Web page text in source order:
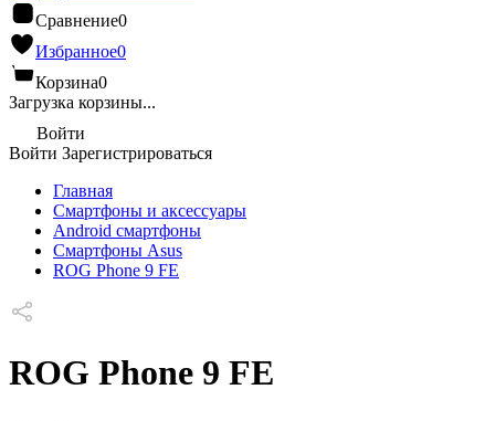
Сравнение0
Избранное0
Корзина0
Загрузка корзины...
Войти
Войти Зарегистрироваться
Главная
Смартфоны и аксессуары
Android cмартфоны
Смартфоны Asus
ROG Phone 9 FE
ROG Phone 9 FE